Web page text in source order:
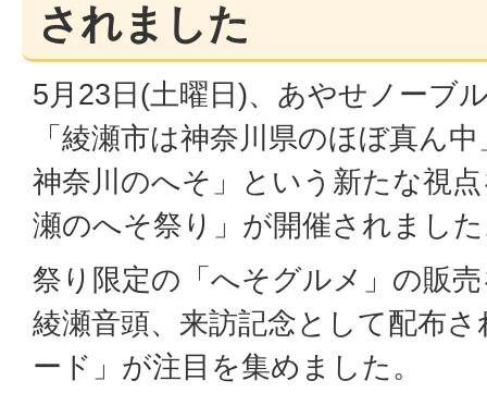
されました
5月23日(土曜日)、あやせノーブ
「綾瀬市は神奈川県のほぼ真ん
神奈川のへそ」という新たな視
瀬のへそ祭り」が開催されまし
祭り限定の「へそグルメ」の販
綾瀬音頭、来訪記念として配布
ード」が注目を集めました。